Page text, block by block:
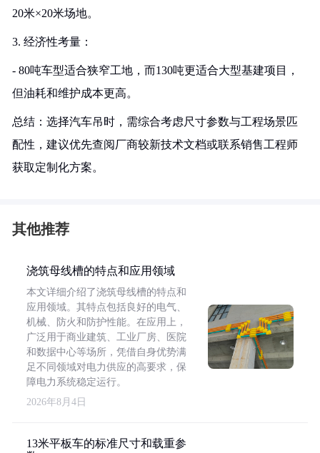
20米×20米场地。
3. 经济性考量：
- 80吨车型适合狭窄工地，而130吨更适合大型基建项目，
但油耗和维护成本更高。
总结：选择汽车吊时，需综合考虑尺寸参数与工程场景匹
配性，建议优先查阅厂商较新技术文档或联系销售工程师
获取定制化方案。
其他推荐
浇筑母线槽的特点和应用领域
本文详细介绍了浇筑母线槽的特点和
应用领域。其特点包括良好的电气、
机械、防火和防护性能。在应用上，
广泛用于商业建筑、工业厂房、医院
和数据中心等场所，凭借自身优势满
足不同领域对电力供应的高要求，保
障电力系统稳定运行。
2026年8月4日
13米平板车的标准尺寸和载重参